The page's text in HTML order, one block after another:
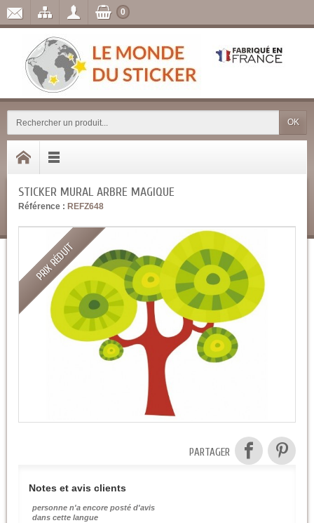
OK
0
STICKER MURAL ARBRE MAGIQUE
Référence : REFZ648
PRIX RÉDUIT
PARTAGER
Notes et avis clients
personne n'a encore posté d'avis
dans cette langue